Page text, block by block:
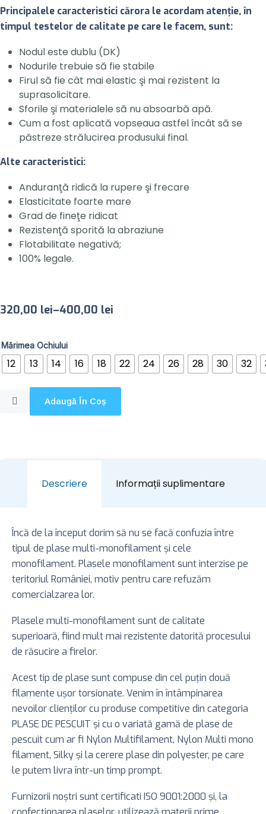
Principalele caracteristici cărora le acordam atenţie, în
timpul testelor de calitate pe care le facem, sunt:
Nodul este dublu (DK)
Nodurile trebuie să fie stabile
Firul să fie cât mai elastic şi mai rezistent la
suprasolicitare.
Sforile şi materialele să nu absoarbă apă.
Cum a fost aplicată vopseaua astfel încât să se
păstreze strălucirea produsului final.
Alte caracteristici:
Anduranţă ridică la rupere şi frecare
Elasticitate foarte mare
Grad de fineţe ridicat
Rezistenţă sporită la abraziune
Flotabilitate negativă;
100% legale.
320,00 lei–400,00 lei
Mărimea Ochiului
12 13 14 16 18 22 24 26 28 30 32
Adaugă În Coș
Descriere Informații suplimentare
Încă de la început dorim să nu se facă confuzia între
tipul de plase multi-monofilament şi cele
monofilament. Plasele monofilament sunt interzise pe
teritoriul României, motiv pentru care refuzăm
comercialzarea lor.
Plasele multi-monofilament sunt de calitate
superioară, fiind mult mai rezistente datorită procesului
de răsucire a firelor.
Acest tip de plase sunt compuse din cel puţin două
filamente uşor torsionate. Venim în întâmpinarea
nevoilor clienţilor cu produse competitive din categoria
PLASE DE PESCUIT şi cu o variată gamă de plase de
pescuit cum ar fi Nylon Multifilament, Nylon Multi mono
filament, Silky şi la cerere plase din polyester, pe care
le putem livra într-un timp prompt.
Furnizorii noştri sunt certificati ISO 9001:2000 şi, la